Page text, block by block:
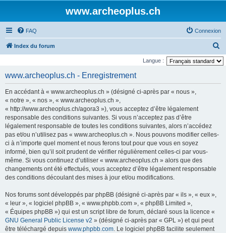
www.archeoplus.ch
FAQ Connexion
Index du forum
e
Langue :
www.archeoplus.ch - Enregistrement
En accédant à « www.archeoplus.ch » (désigné ci-après par « nous »,
« notre », « nos », « www.archeoplus.ch »,
« http://www.archeoplus.ch/agora3 »), vous acceptez d’être légalement
responsable des conditions suivantes. Si vous n’acceptez pas d’être
légalement responsable de toutes les conditions suivantes, alors n’accédez
pas et/ou n’utilisez pas « www.archeoplus.ch ». Nous pouvons modifier celles-
ci à n’importe quel moment et nous ferons tout pour que vous en soyez
informé, bien qu’il soit prudent de vérifier régulièrement celles-ci par vous-
même. Si vous continuez d’utiliser « www.archeoplus.ch » alors que des
changements ont été effectués, vous acceptez d’être légalement responsable
des conditions découlant des mises à jour et/ou modifications.
Nos forums sont développés par phpBB (désigné ci-après par « ils », « eux »,
« leur », « logiciel phpBB », « www.phpbb.com », « phpBB Limited »,
« Équipes phpBB ») qui est un script libre de forum, déclaré sous la licence «
GNU General Public License v2 » (désigné ci-après par « GPL ») et qui peut
être téléchargé depuis www.phpbb.com. Le logiciel phpBB facilite seulement